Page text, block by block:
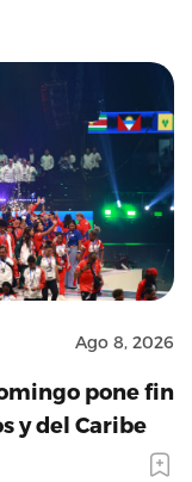
Ago 8, 2026
pone fin
y del Caribe